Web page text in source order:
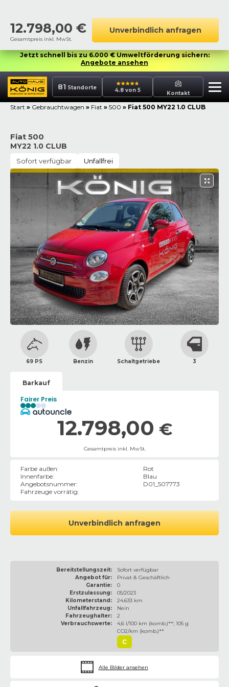
12.798,00 €
Gesamtpreis inkl. MwSt.
Unverbindlich anfragen
Jetzt schnell bis zu 6.000 € Umweltförderung sichern:
Angebote ansehen
81 Standorte 4.8 von 5 Kontakt
Start » Gebrauchtwagen » Fiat » 500 » Fiat 500 MY22 1.0 CLUB
Fiat 500
MY22 1.0 CLUB
Sofort verfügbar Unfallfrei
69 PS Benzin Schaltgetriebe 3
Barkauf
Fairer Preis
12.798,00 €
Gesamtpreis inkl. MwSt.
Farbe außen:
Rot
Innenfarbe:
Blau
Angebotsnummer:
D01_507773
Fahrzeuge vorrätig:
Unverbindlich anfragen
Bereitstellungszeit:
Sofort verfügbar
Angebot für:
Privat & Geschäftlich
Garantie:
0
Erstzulassung:
05/2023
Kilometerstand:
24.633 km
Unfallfahrzeug:
Nein
Fahrzeughalter:
2
Verbrauchswerte:
4,6 l/100 km (komb.)**; 105 g
CO2/km (komb.)**
C
Alle Bilder ansehen